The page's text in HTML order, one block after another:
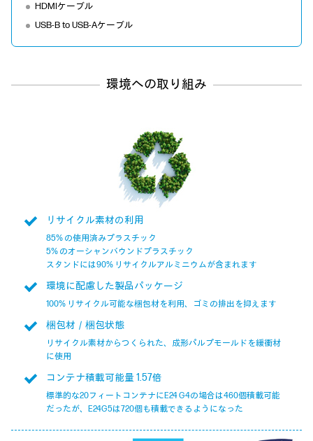
HDMIケーブル
USB-B to USB-Aケーブル
環境への取り組み
リサイクル素材の利用
85% の使用済みプラスチック
5% のオーシャンバウンドプラスチック
スタンドには90% リサイクルアルミニウムが含まれます
環境に配慮した製品パッケージ
100% リサイクル可能な梱包材を利用、ゴミの排出を抑えます
梱包材／梱包状態
リサイクル素材からつくられた、成形パルプモールドを緩衝材
に使用
コンテナ積載可能量 1.57倍
標準的な20フィートコンテナにE24 G4の場合は460個積載可能
だったが、E24G5は720個も積載できるようになった